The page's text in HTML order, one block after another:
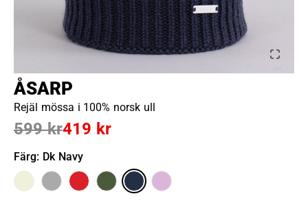
ÅSARP
Rejäl mössa i 100% norsk ull
419 kr
599 kr
Färg: Dk Navy